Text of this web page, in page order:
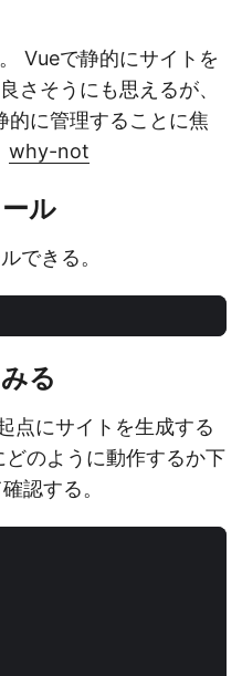
Vueで静的にサイトを
さそうにも思えるが、
に管理することに焦
why-not
ル
できる。
る
点にサイトを生成する
のように動作するか下
認する。